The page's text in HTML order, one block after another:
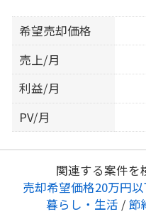
希望売却価格
売上/月
利益/月
PV/月
関連する案件を
売却希望価格20万円
暮らし・生活 / 節